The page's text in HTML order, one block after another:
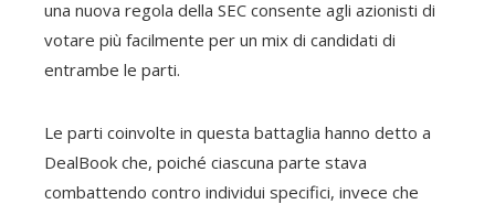
una nuova regola della SEC consente agli azionisti di
votare più facilmente per un mix di candidati di
entrambe le parti.
Le parti coinvolte in questa battaglia hanno detto a
DealBook che, poiché ciascuna parte stava
combattendo contro individui specifici, invece che